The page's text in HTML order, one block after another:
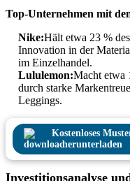
Top-Unternehmen mit
Nike:Hält etwa 23 %
Innovation in der
im Einzelhandel.
Lululemon:Macht etwa
durch starke
Leggings.
Kostenloses
herunterladen
Investitionsanalyse